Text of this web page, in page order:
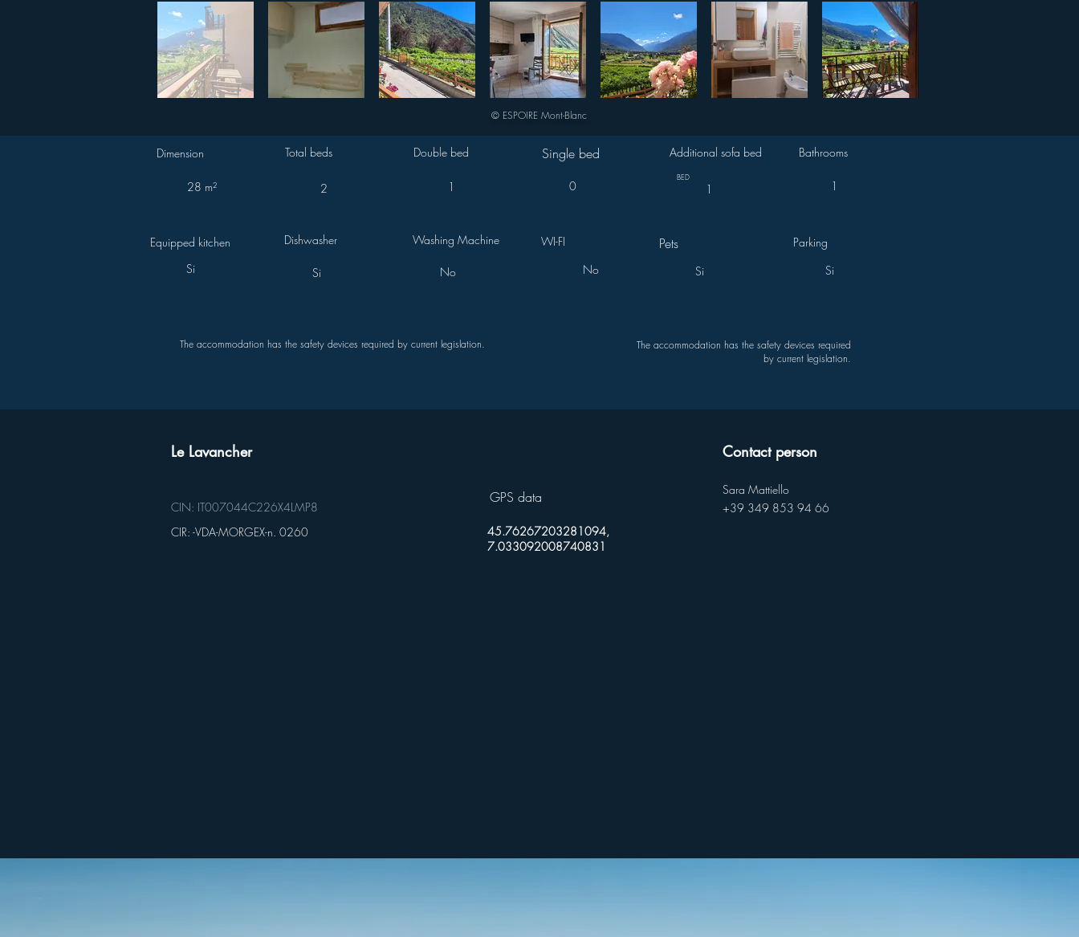
© ESPOIRE Mont-Blanc
Dimension
28 m²
Total beds
2
Equipped kitchen
Si
Double bed
1
Additional sofa bed
Single bed Bathrooms
0
BED
1 1
No
Pets
Si
Parking
Si
Dishwasher Washing Machine
WI-FI
Si
No
The accommodation has the safety devices required by current legislation.
The accommodation has the safety devices required
by current legislation.
Le Lavancher
CIN: IT007044C226X4LMP8
GPS data
CIR: -VDA-MORGEX-n. 0260
45.76267203281094,
7.033092008740831
Contact person
Sara Mattiello
+39 349 853 94 66